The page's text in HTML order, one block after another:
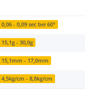
0,06 - 0,09 sec bei 60°
15,1g - 30,0g
15,1mm - 17,0mm
4,5kg/cm - 8,8kg/cm